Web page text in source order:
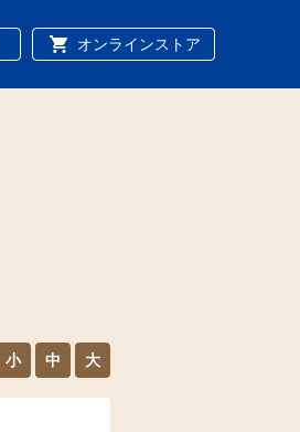
オンラインストア
小 中 大